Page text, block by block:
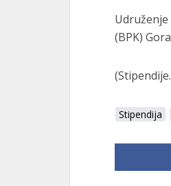
(BPK)
Stipendija